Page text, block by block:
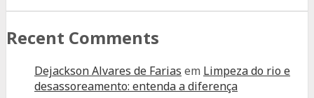
Recent Comments
Dejackson Alvares de Farias em Limpeza do rio e
desassoreamento: entenda a diferença